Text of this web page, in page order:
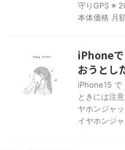
守りGPS ※
本体価格 月
iPhone
おうとし
iPhone15 で
ときには注
ヤホンジャ
イヤホンジ